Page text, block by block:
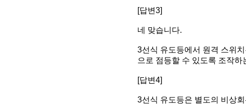
[답변3]
네 맞습니다.
3선식 유도등에서 원격 스위
으로 점등할 수 있도록 조작하
[답변4]
3선식 유도등은 별도의 비상